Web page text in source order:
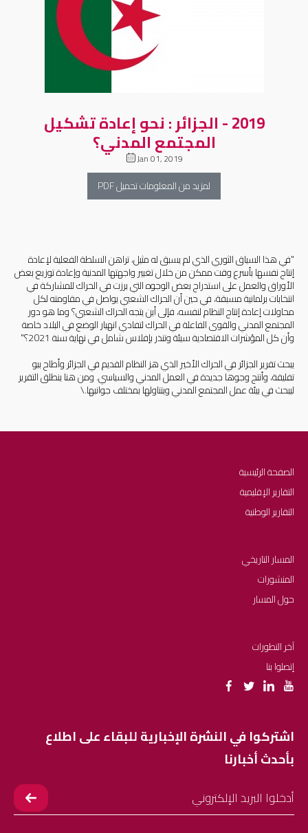
2019 - الجزائر : نحو إعادة تشكيل
المجتمع المدني؟
Jan 01, 2019
لمزيد من المعلومات تحميل PDF
ليبحث في بيئة عمل المجتمع المدني ويتناولها بمختلف جوانبها.\
الصفحة الرئيسية
التقارير الإقليمية
التقارير الوطنية
المسار التاريخي
المنشورات
حول المسار
آخر التطورات
إتصلوا بنا
اشتركوا في النشرة الإخبارية للبقاء على اطلاع
بأحدث أخبارنا